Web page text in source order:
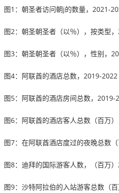
图1：朝圣者访问朝j的数量，2021-
图2：朝圣朝圣者（以％），按类型
图3：朝圣朝圣者（以％），性别，
图4：阿联酋的酒店总数，2019-2022
图5：阿联酋的酒店房间总数，2019-
图6：阿联酋的酒店客人总数（百万
图7：在阿联酋酒店度过的夜晚总数
图8：迪拜的国际游客人数，（百万
图9：沙特阿拉伯的入站游客总数（